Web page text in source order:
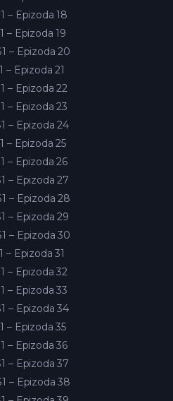
– Epizoda 18
– Epizoda 19
– Epizoda 20
– Epizoda 21
– Epizoda 22
– Epizoda 23
– Epizoda 24
– Epizoda 25
– Epizoda 26
– Epizoda 27
– Epizoda 28
– Epizoda 29
– Epizoda 30
– Epizoda 31
– Epizoda 32
– Epizoda 33
– Epizoda 34
– Epizoda 35
– Epizoda 36
– Epizoda 37
– Epizoda 38